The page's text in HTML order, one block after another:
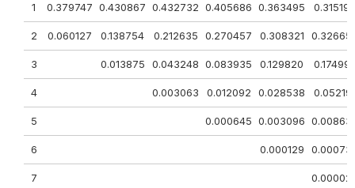
1 0.379747 0.430867 0.432732 0.405686 0.363495 0.315193
2 0.060127 0.138754 0.212635 0.270457 0.308321
3 0.013875 0.043248 0.083935 0.129820
4 0.003063 0.012092 0.028538 0.052191
5 0.000645 0.003096
6 0.000129
7